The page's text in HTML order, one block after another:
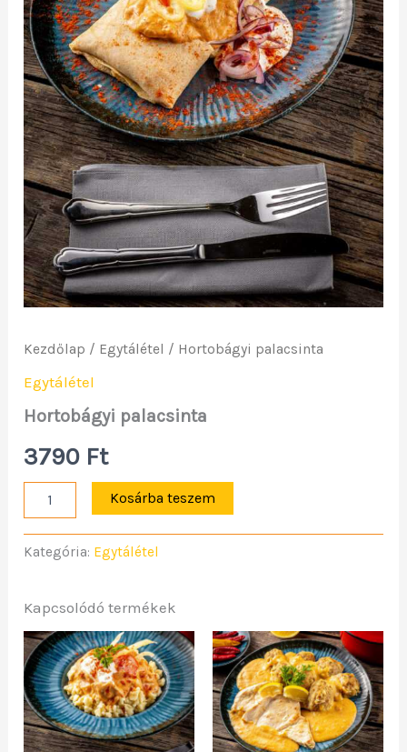
Kezdőlap / Egytálétel / Hortobágyi palacsinta
Egytálétel
Hortobágyi palacsinta
3790 Ft
Kosárba teszem
Kategória: Egytálétel
Kapcsolódó termékek